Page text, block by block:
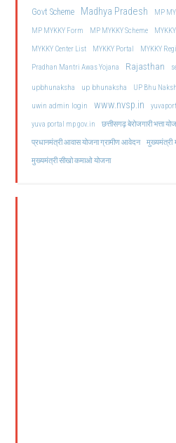
Govt Scheme Madhya Pradesh
MP
MP MYKKY Form
MP MYKKY Scheme MYKKY
MYKKY Center List
MYKKY Portal MYKKY
Pradhan Mantri Awas Yojana
Rajasthan
upbhunaksha up bhunaksha UP Bhu
uwin admin login www.nvsp.in
yuva portal mp gov.in
छत्तीसगढ़ बेरोजगारी भत्ता
प्रधानमंत्री आवास योजना ग्रामीण आवेदन मुख्यमंत्री
मुख्यमंत्री सीखो कमाओ योजना